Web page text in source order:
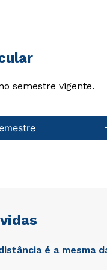
semestre vigente.
é a mesma